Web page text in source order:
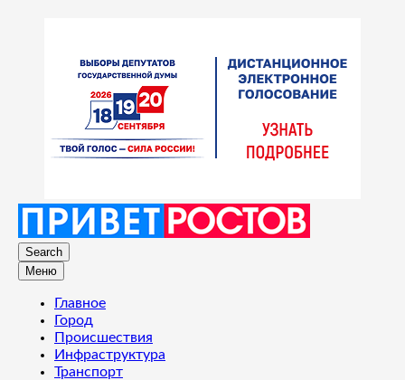
Search
Меню
Главное
Город
Происшествия
Инфраструктура
Транспорт